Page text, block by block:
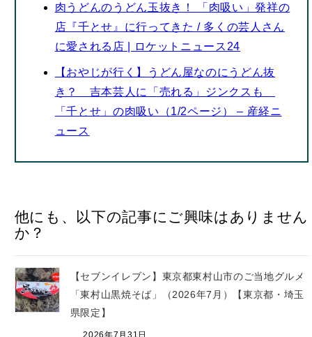
肉うどんのうどん玉抜き！ 「肉吸い」発祥の
店『千とせ』に行ってきた / 多くの芸人さん
に愛される店 | ロケットニュース24
【おやじが行く】うどん屋なのにうどん抜
き？ 吉本芸人に「売れる」ジンクスも
「千とせ」の肉吸い（1/2ページ） – 産経ニ
ュース
他にも、以下の記事にご興味はありません
か？
【セブンイレブン】東京都東村山市のご当地グルメ
「東村山黒焼そば」（2026年7月）【東京都・埼玉
県限定】
2026年7月31日